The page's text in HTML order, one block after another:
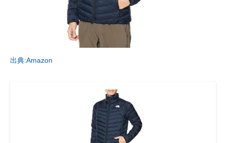
出典:Amazon